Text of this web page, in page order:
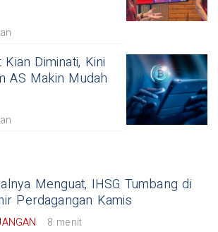
Diminati, Kini
AS Makin Mudah
Menguat, IHSG Tumbang di
Perdagangan Kamis
8 menit